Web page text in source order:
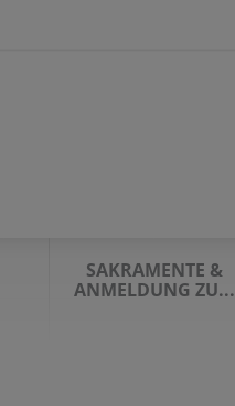
SAKRAMENTE &
ANMELDUNG ZU...